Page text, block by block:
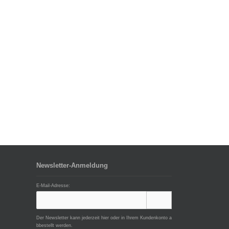
Newsletter-Anmeldung
E-Mail-Adresse:
Der Newsletter kann jederzeit hier oder in Ihrem Kundenkonto a
bbestellt werden.